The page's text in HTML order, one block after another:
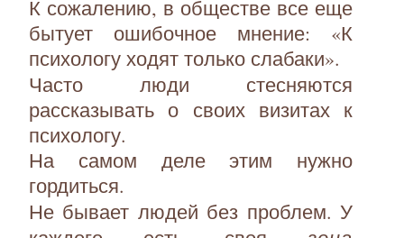
К сожалению, в обществе все еще
бытует ошибочное мнение: «К
психологу ходят только слабаки».
Часто люди стесняются
рассказывать о своих визитах к
психологу.
На самом деле этим нужно
гордиться.
Не бывает людей без проблем. У